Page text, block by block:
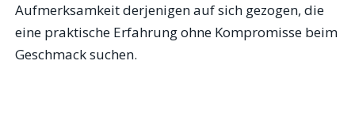
Aufmerksamkeit derjenigen auf sich gezogen, die
eine praktische Erfahrung ohne Kompromisse beim
Geschmack suchen.